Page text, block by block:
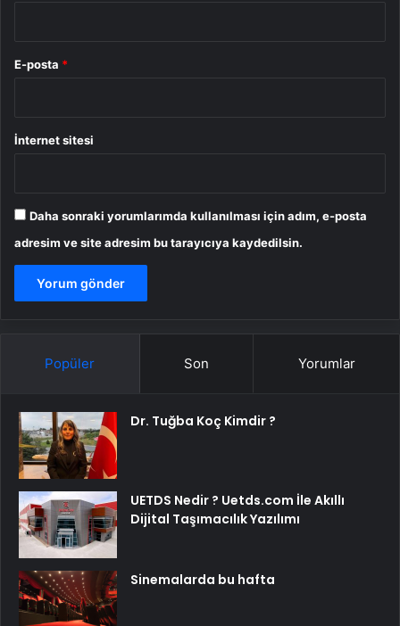
E-posta *
İnternet sitesi
Daha sonraki yorumlarımda kullanılması için adım, e-posta
adresim ve site adresim bu tarayıcıya kaydedilsin.
Popüler Son Yorumlar
Dr. Tuğba Koç Kimdir ?
UETDS Nedir ? Uetds.com İle Akıllı
Dijital Taşımacılık Yazılımı
Sinemalarda bu hafta